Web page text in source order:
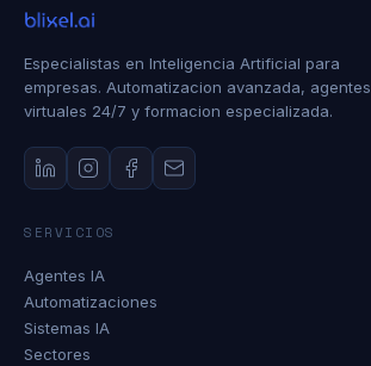
Especialistas en Inteligencia Artificial para
empresas. Automatizacion avanzada, agentes
virtuales 24/7 y formacion especializada.
SERVICIOS
Agentes IA
Automatizaciones
Sistemas IA
Sectores